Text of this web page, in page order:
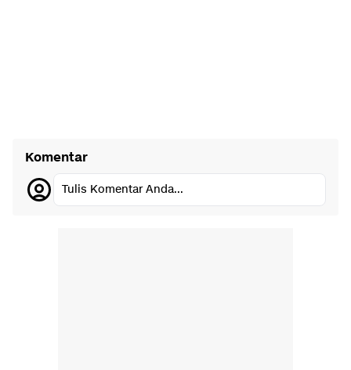
Komentar
Tulis Komentar Anda...